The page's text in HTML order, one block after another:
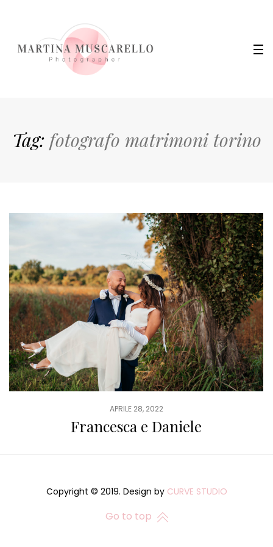
Tag: fotografo matrimoni torino
APRILE 28, 2022
Francesca e Daniele
Copyright © 2019. Design by CURVE STUDIO
Go to top